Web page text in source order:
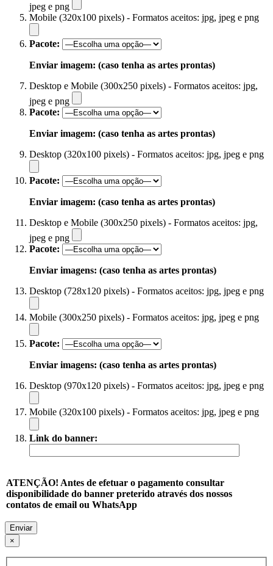
jpeg e png
Mobile (320x100 pixels) - Formatos aceitos: jpg, jpeg e png
Pacote:
Enviar imagem: (caso tenha as artes prontas)
Desktop e Mobile (300x250 pixels) - Formatos aceitos: jpg,
jpeg e png
Pacote:
Enviar imagem: (caso tenha as artes prontas)
Desktop (320x100 pixels) - Formatos aceitos: jpg, jpeg e png
Pacote:
Enviar imagem: (caso tenha as artes prontas)
Desktop e Mobile (300x250 pixels) - Formatos aceitos: jpg,
jpeg e png
Pacote:
Enviar imagens: (caso tenha as artes prontas)
Desktop (728x120 pixels) - Formatos aceitos: jpg, jpeg e png
Mobile (300x250 pixels) - Formatos aceitos: jpg, jpeg e png
Pacote:
Enviar imagens: (caso tenha as artes prontas)
Desktop (970x120 pixels) - Formatos aceitos: jpg, jpeg e png
Mobile (320x100 pixels) - Formatos aceitos: jpg, jpeg e png
Link do banner:
ATENÇÃO! Antes de efetuar o pagamento consultar
disponibilidade do banner preterido através dos nossos
contatos de email ou WhatsApp
×